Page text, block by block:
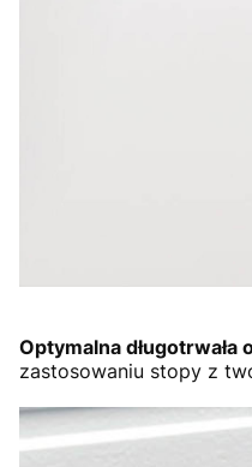
Optymalna długotrwała
zastosowaniu stopy z